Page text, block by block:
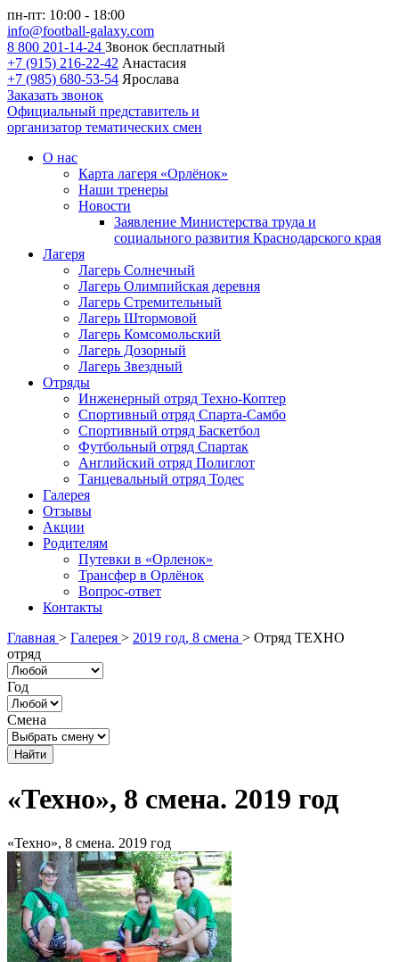
пн-пт: 10:00 - 18:00
info@football-galaxy.com
8 800 201-14-24 Звонок бесплатный
+7 (915) 216-22-42 Анастасия
+7 (985) 680-53-54 Ярослава
Заказать звонок
Официальный представитель и
организатор тематических смен
О нас
Карта лагеря «Орлёнок»
Наши тренеры
Новости
Заявление Министерства труда и
социального развития Краснодарского края
Лагеря
Лагерь Солнечный
Лагерь Олимпийская деревня
Лагерь Стремительный
Лагерь Штормовой
Лагерь Комсомольский
Лагерь Дозорный
Лагерь Звездный
Отряды
Инженерный отряд Техно-Коптер
Спортивный отряд Спарта-Самбо
Спортивный отряд Баскетбол
Футбольный отряд Спартак
Английский отряд Полиглот
Танцевальный отряд Тодес
Галерея
Отзывы
Акции
Родителям
Путевки в «Орленок»
Трансфер в Орлёнок
Вопрос-ответ
Контакты
Главная > Галерея > 2019 год, 8 смена > Отряд ТЕХНО
отряд
Год
Смена
«Техно», 8 смена. 2019 год
«Техно», 8 смена. 2019 год